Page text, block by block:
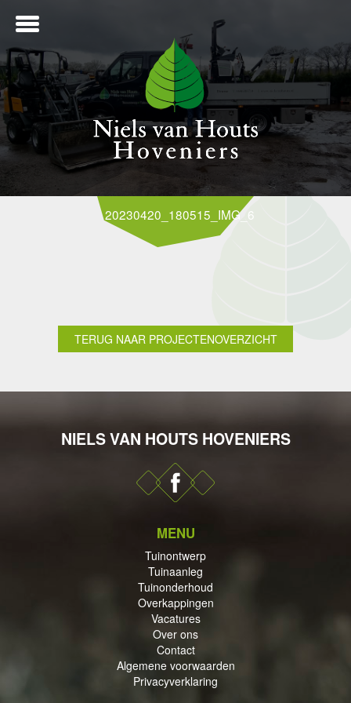
20230420_180515_IMG_6665
TERUG NAAR PROJECTENOVERZICHT
NIELS VAN HOUTS HOVENIERS
MENU
Tuinontwerp
Tuinaanleg
Tuinonderhoud
Overkappingen
Vacatures
Over ons
Contact
Algemene voorwaarden
Privacyverklaring